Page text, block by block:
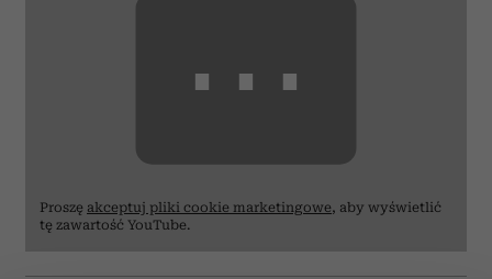
⋯
Proszę akceptuj pliki cookie marketingowe, aby wyświetlić
tę zawartość YouTube.